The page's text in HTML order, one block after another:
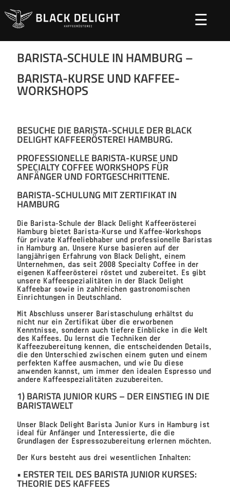
☰
BARISTA SCHULE
BARISTA-SCHULE IN HAMBURG –
BARISTA-KURSE UND KAFFEE-
WORKSHOPS
BESUCHE DIE BARISTA-SCHULE DER BLACK
DELIGHT KAFFEERÖSTEREI HAMBURG.
PROFESSIONELLE BARISTA-KURSE UND
SPECIALTY COFFEE WORKSHOPS FÜR
ANFÄNGER UND FORTGESCHRITTENE.
BARISTA-SCHULUNG MIT ZERTIFIKAT IN
HAMBURG
Die Barista-Schule der Black Delight Kaffeerösterei
Hamburg bietet Barista-Kurse und Kaffee-Workshops
für private Kaffeeliebhaber und professionelle Baristas
in Hamburg an. Unsere Kurse basieren auf der
langjährigen Erfahrung von Black Delight, einem
Unternehmen, das seit 2008 Specialty Coffee in der
eigenen Kaffeerösterei röstet und zubereitet. Es gibt
unsere Kaffeespezialitäten in der Black Delight
Kaffeebar sowie in zahlreichen gastronomischen
Einrichtungen in Deutschland.
Mit Abschluss unserer Baristaschulung erhältst du
nicht nur ein Zertifikat über die erworbenen
Kenntnisse, sondern auch tiefere Einblicke in die Welt
des Kaffees. Du lernst die Techniken der
Kaffeezubereitung kennen, die entscheidenden Details,
die den Unterschied zwischen einem guten und einem
perfekten Kaffee ausmachen, und wie Du diese
anwenden kannst, um immer den idealen Espresso und
andere Kaffeespezialitäten zuzubereiten.
1) BARISTA JUNIOR KURS – DER EINSTIEG IN DIE
BARISTAWELT
Unser Black Delight Barista Junior Kurs in Hamburg ist
ideal für Anfänger und Interessierte, die die
Grundlagen der Espressozubereitung erlernen möchten.
Der Kurs besteht aus drei wesentlichen Inhalten:
• ERSTER TEIL DES BARISTA JUNIOR KURSES:
THEORIE DES KAFFEES